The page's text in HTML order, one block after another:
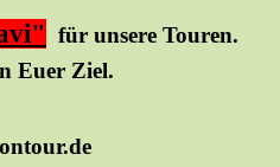
für unsere Touren.
Euer Ziel.